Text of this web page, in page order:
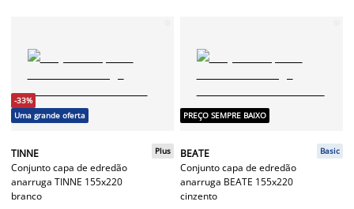
-33%
Uma grande oferta
TINNE
Conjunto capa de edredão
anarruga TINNE 155x220
branco
Plus
PREÇO SEMPRE BAIXO
BEATE
Conjunto capa de edredão
anarruga BEATE 155x220
cinzento
Basic